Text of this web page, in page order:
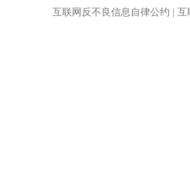
互联网反不良信息自律公约 |